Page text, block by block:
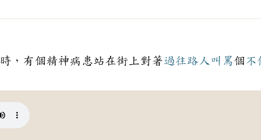
時，有個精神病患站在街上對著過往路人 叫罵個不